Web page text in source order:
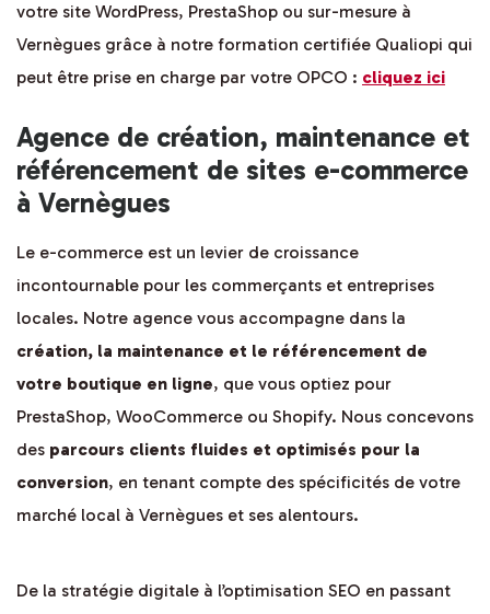
votre site WordPress, PrestaShop ou sur-mesure à
Vernègues grâce à notre formation certifiée Qualiopi qui
peut être prise en charge par votre OPCO : cliquez ici
Agence de création, maintenance et
référencement de sites e-commerce
à Vernègues
Le e-commerce est un levier de croissance
incontournable pour les commerçants et entreprises
locales. Notre agence vous accompagne dans la
création, la maintenance et le référencement de
votre boutique en ligne, que vous optiez pour
PrestaShop, WooCommerce ou Shopify. Nous concevons
des parcours clients fluides et optimisés pour la
conversion, en tenant compte des spécificités de votre
marché local à Vernègues et ses alentours.
De la stratégie digitale à l’optimisation SEO en passant